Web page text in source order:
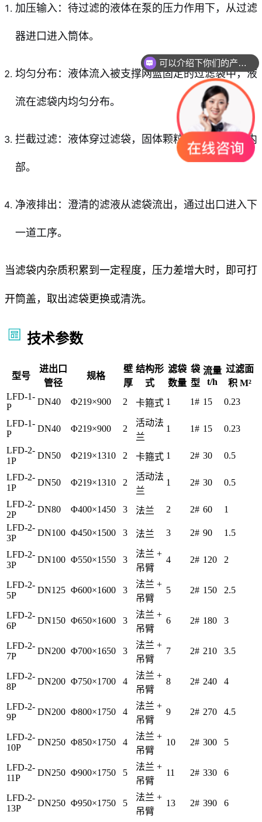
加压输入：待过滤的液体在泵的压力作用下，从过滤
器进口进入筒体。
均匀分布：液体流入被支撑网篮固定的过滤袋中，液
流在滤袋内均匀分布。
拦截过滤：液体穿过滤袋，固体颗粒被截留在滤袋内
部。
净液排出：澄清的滤液从滤袋流出，通过出口进入下
一道工序。
当滤袋内杂质积累到一定程度，压力差增大时，即可打
开筒盖，取出滤袋更换或清洗。
技术参数
型号
进出口
管径
规格
壁
厚
结构形
式
滤袋
数量
袋
型
流量
t/h
过滤面
积 M²
LFD-1-
P
DN40 Φ219×900 2 卡箍式 1 1# 15 0.23
LFD-1-
P
DN40 Φ219×900 2
活动法
兰
1 1# 15 0.23
LFD-2-
1P
DN50 Φ219×1310 2 卡箍式 1 2# 30 0.5
LFD-2-
1P
DN50 Φ219×1310 2
活动法
兰
1 2# 30 0.5
LFD-2-
2P
DN80 Φ400×1450 3 法兰 2 2# 60
1
LFD-2-
3P
DN100 Φ450×1500 3 法兰 3 2# 90 1.5
LFD-2-
3P
DN100 Φ550×1550 3
法兰 +
吊臂
4 2# 120 2
LFD-2-
5P
DN125 Φ600×1600 3
法兰 +
吊臂
5 2# 150 2.5
LFD-2-
6P
DN150 Φ650×1600 3
法兰 +
吊臂
6 2# 180 3
LFD-2-
7P
DN200 Φ700×1650 3
法兰 +
吊臂
7 2# 210 3.5
LFD-2-
8P
DN200 Φ750×1700 4
法兰 +
吊臂
8 2# 240 4
LFD-2-
9P
DN200 Φ800×1750 4
法兰 +
吊臂
9 2# 270 4.5
LFD-2-
10P
DN250 Φ850×1750 4
法兰 +
吊臂
10 2# 300 5
LFD-2-
11P
DN250 Φ900×1750 5
法兰 +
吊臂
11 2# 330 6
LFD-2-
13P
DN250 Φ950×1750 5
法兰 +
吊臂
13 2# 390 6
可以介绍下你们的产品么